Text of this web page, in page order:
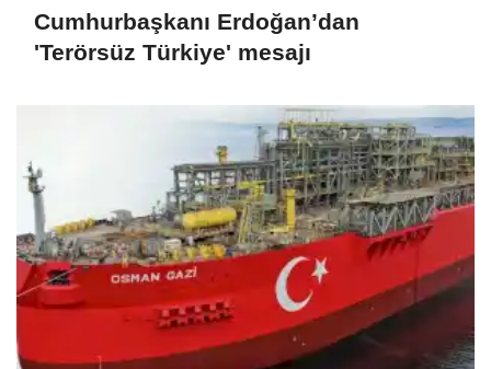
Cumhurbaşkanı Erdoğan’dan
'Terörsüz Türkiye' mesajı